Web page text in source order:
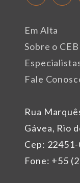
Rua
Gávea, Rio
Cep:
Fone: +55
Em Alta
Sobre o
Fale